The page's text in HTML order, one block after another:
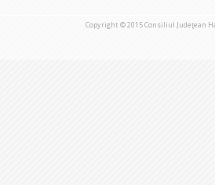
Copyright © 2015 Consiliul Judeţean